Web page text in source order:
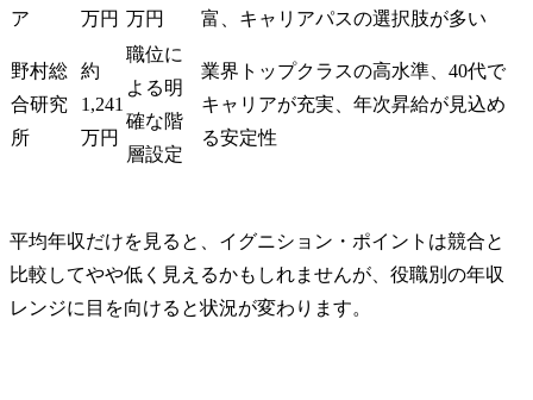
ア
万円 万円
富、キャリアパスの選択肢が多い
野村総
合研究
所
約
1,241
万円
職位に
よる明
確な階
層設定
業界トップクラスの高水準、40代で
キャリアが充実、年次昇給が見込め
る安定性
平均年収だけを見ると、イグニション・ポイントは競合と
比較してやや低く見えるかもしれませんが、役職別の年収
レンジに目を向けると状況が変わります。